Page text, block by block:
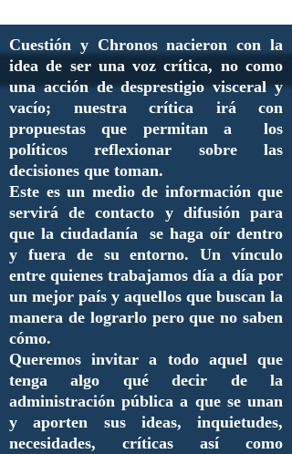
Cuestión y Chronos nacieron con la
idea de ser una voz crítica, no como
una acción de desprestigio visceral y
vacío; nuestra crítica irá con
propuestas que permitan a los
políticos reflexionar sobre las
decisiones que toman.
Este es un medio de información que
servirá de contacto y difusión para
que la ciudadanía se haga oír dentro
y fuera de su entorno. Un vínculo
entre quienes trabajamos día a día por
un mejor país y aquellos que buscan la
manera de lograrlo pero que no saben
cómo.
Queremos invitar a todo aquel que
tenga algo qué decir de la
administración pública a que se unan
y aporten sus ideas, inquietudes,
necesidades, críticas así como